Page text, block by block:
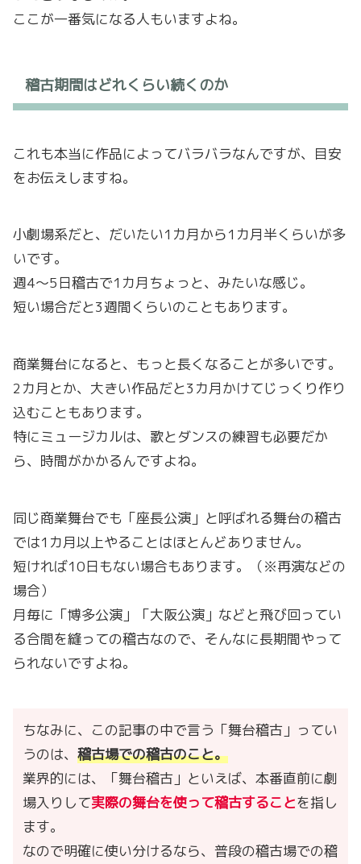
ここが一番気になる人もいますよね。
稽古期間はどれくらい続くのか
これも本当に作品によってバラバラなんですが、目安
をお伝えしますね。
小劇場系だと、だいたい1カ月から1カ月半くらいが多
いです。
週4〜5日稽古で1カ月ちょっと、みたいな感じ。
短い場合だと3週間くらいのこともあります。
商業舞台になると、もっと長くなることが多いです。
2カ月とか、大きい作品だと3カ月かけてじっくり作り
込むこともあります。
特にミュージカルは、歌とダンスの練習も必要だか
ら、時間がかかるんですよね。
同じ商業舞台でも「座長公演」と呼ばれる舞台の稽古
では1カ月以上やることはほとんどありません。
短ければ10日もない場合もあります。（※再演などの
場合）
月毎に「博多公演」「大阪公演」などと飛び回ってい
る合間を縫っての稽古なので、そんなに長期間やって
られないですよね。
ちなみに、この記事の中で言う「舞台稽古」ってい
うのは、 稽古場での稽古のこと。
業界的には、「舞台稽古」といえば、本番直前に劇
場入りして実際の舞台を使って稽古することを指し
ます。
なので明確に使い分けるなら、普段の稽古場での稽